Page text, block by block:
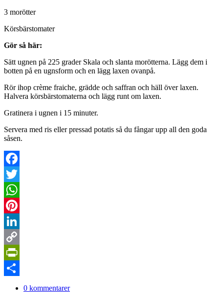
3 morötter
Körsbärstomater
Gör så här:
Sätt ugnen på 225 grader Skala och slanta morötterna. Lägg dem i
botten på en ugnsform och en lägg laxen ovanpå.
Rör ihop crème fraiche, grädde och saffran och häll över laxen.
Halvera körsbärstomaterna och lägg runt om laxen.
Gratinera i ugnen i 15 minuter.
Servera med ris eller pressad potatis så du fångar upp all den goda
såsen.
Facebook
Twitter
WhatsApp
Pinterest
LinkedIn
Copy
Link
PrintFriendly
0 kommentarer